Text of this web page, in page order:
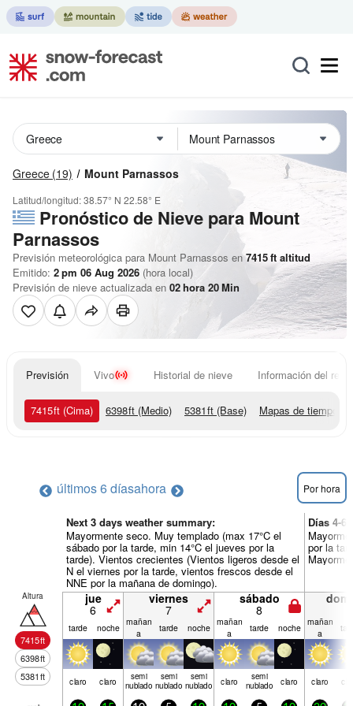
Greece (19) Mount Parnassos
Latitud/longitud:38.57° N 22.58° E
Pronóstico de Nieve para Mount
Parnassos
Previsión meteorológica para Mount Parnassos en 7415ft altitud
Emitido: 2 pm 06 Aug 2026 (hora local)
Previsión de nieve actualizada en 02hora 20Min
Previsión Vivo Historial de nieve Información del
7415ft (Cima) 6398ft (Medio) 5381ft (Base) Mapas de tiempo
últimos 6 díasahora Por hora
Next 3 days weather summary:
Mayormente seco. Muy templado (max 17°C el
sábado por la tarde, min 14°C el jueves por la
tarde). Vientos crecientes (Vientos ligeros desde el
N el viernes por la tarde, vientos frescos desde el
NNE por la mañana de domingo).
Días 4-6
por la
Altura
7415ft
6398ft
5381ft
jue
6
viernes
7
sábado
8
tarde noche mañan
a
tarde noche mañan
a
tarde noche mañan
a
claro claro semi
nublado
semi
nublado
semi
nublado claro semi
nublado claro claro